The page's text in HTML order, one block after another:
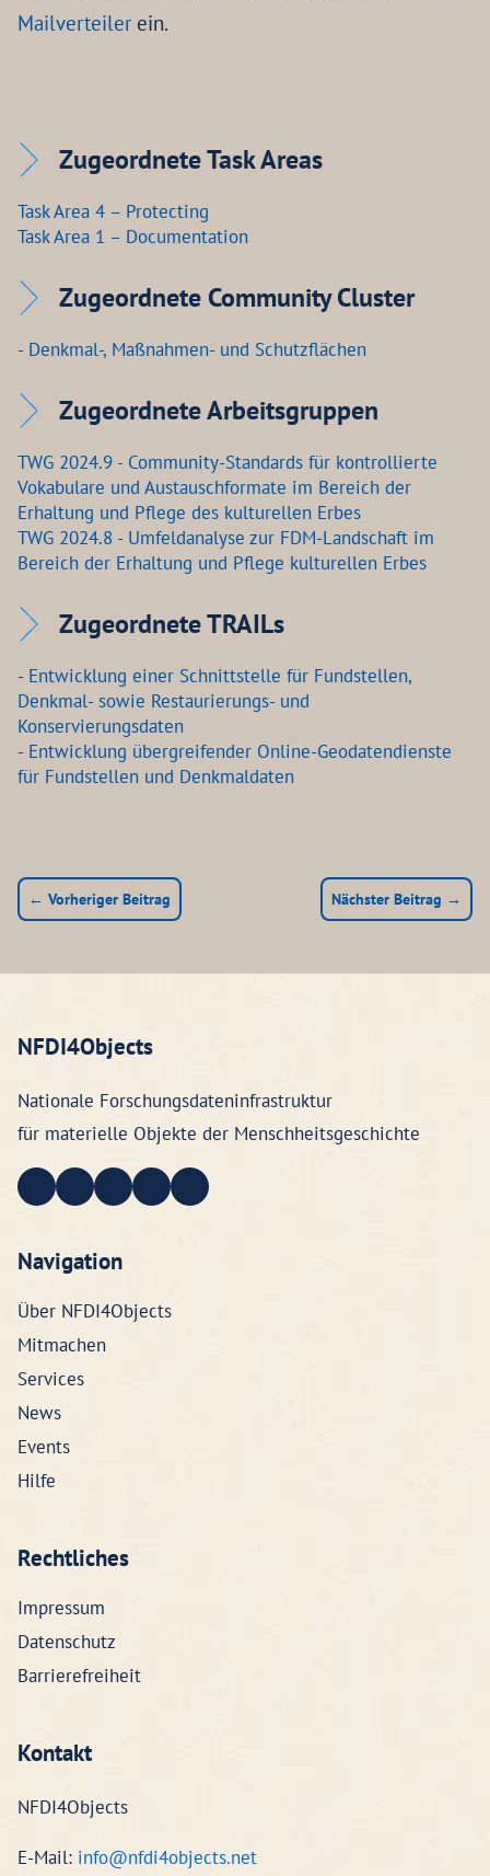
Mailverteilerein.
Zugeordnete Task Areas
Task Area 4 – Protecting
Task Area 1 – Documentation
Zugeordnete Community Cluster
- Denkmal-, Maßnahmen- und Schutzflächen
Zugeordnete Arbeitsgruppen
TWG 2024.9 - Community-Standards für kontrollierte
Vokabulare und Austauschformate im Bereich der
Erhaltung und Pflege des kulturellen Erbes
TWG 2024.8 - Umfeldanalyse zur FDM-Landschaft im
Bereich der Erhaltung und Pflege kulturellen Erbes
Zugeordnete TRAILs
- Entwicklung einer Schnittstelle für Fundstellen,
Denkmal- sowie Restaurierungs- und
Konservierungsdaten
- Entwicklung übergreifender Online-Geodatendienste
für Fundstellen und Denkmaldaten
← Vorheriger Beitrag Nächster Beitrag →
NFDI4Objects
Nationale Forschungsdateninfrastruktur
für materielle Objekte der Menschheitsgeschichte
Navigation
Über NFDI4Objects
Mitmachen
Services
News
Events
Hilfe
Rechtliches
Impressum
Datenschutz
Barrierefreiheit
Kontakt
NFDI4Objects
E-Mail: info@nfdi4objects.net